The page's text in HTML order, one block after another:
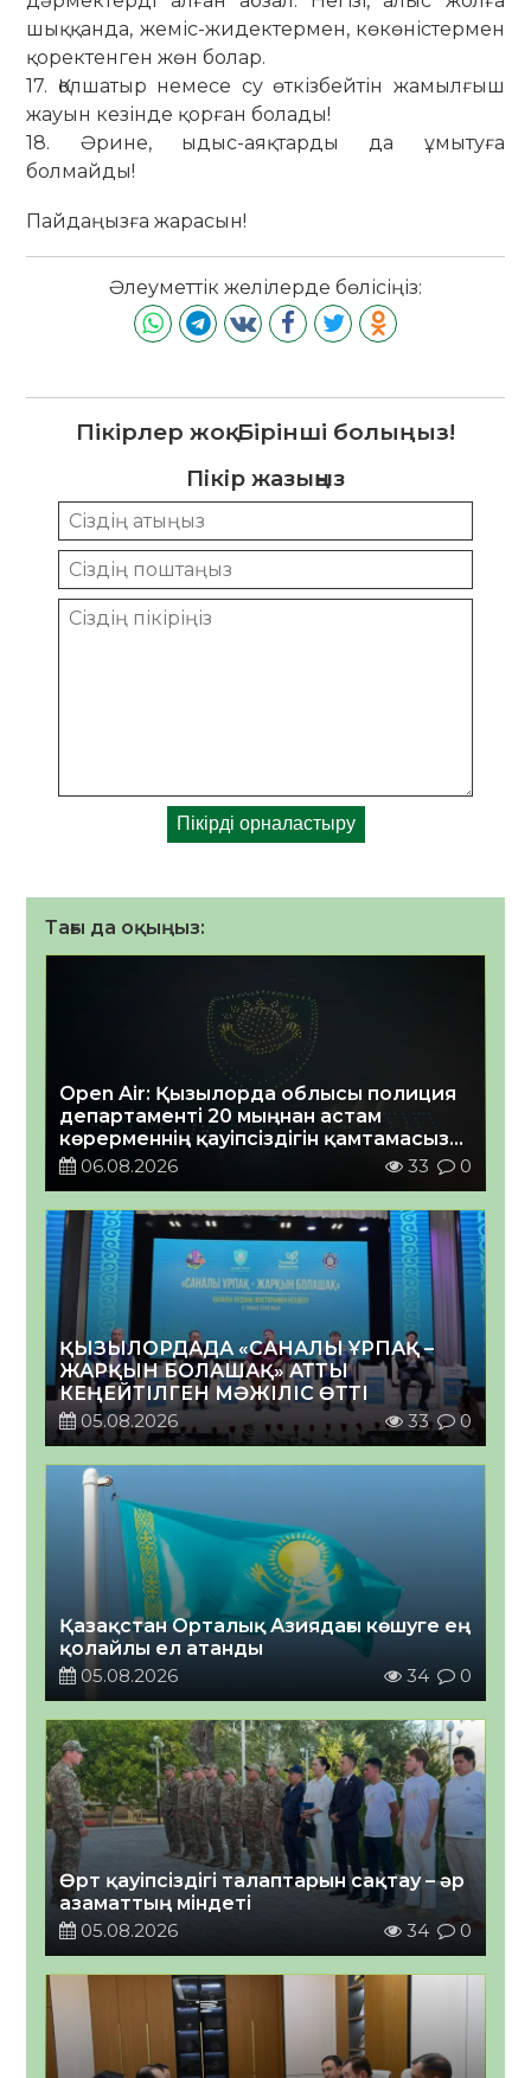
шыққанда, жеміс-жидектермен, көкөністермен
қоректенген жөн болар.
17. Қолшатыр немесе су өткізбейтін жамылғыш
жауын кезінде қорған болады!
18. Әрине, ыдыс-аяқтарды да ұмытуға
болмайды!
Пайдаңызға жарасын!
Әлеуметтік желілерде бөлісіңіз:
Пікірлер жоқ. Бірінші болыңыз!
Пікір жазыңыз
Тағы да оқыңыз:
Open Air: Қызылорда облысы полиция
департаменті 20 мыңнан астам
көрерменнің қауіпсіздігін қамтамасыз
етті06.08.2026 33 0
ҚЫЗЫЛОРДАДА «САНАЛЫ ҰРПАҚ –
ЖАРҚЫН БОЛАШАҚ» АТТЫ
КЕҢЕЙТІЛГЕН МӘЖІЛІС ӨТТІ
05.08.2026
33 0
Қазақстан Орталық Азиядағы көшуге ең
қолайлы ел атанды
05.08.2026
34 0
Өрт қауіпсіздігі талаптарын сақтау – әр
азаматтың міндеті
05.08.2026
34 0